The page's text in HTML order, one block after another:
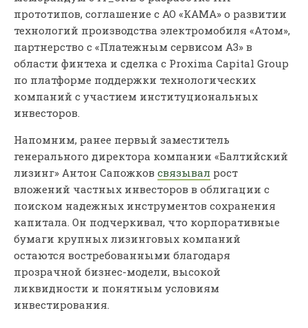
прототипов, соглашение с АО «КАМА» о развитии
технологий производства электромобиля «Атом»,
партнерство с «Платежным сервисом А3» в
области финтеха и сделка с Proxima Capital Group
по платформе поддержки технологических
компаний с участием институциональных
инвесторов.
Напомним, ранее первый заместитель
генерального директора компании «Балтийский
лизинг» Антон Сапожков связывал рост
вложений частных инвесторов в облигации с
поиском надежных инструментов сохранения
капитала. Он подчеркивал, что корпоративные
бумаги крупных лизинговых компаний
остаются востребованными благодаря
прозрачной бизнес-модели, высокой
ликвидности и понятным условиям
инвестирования.